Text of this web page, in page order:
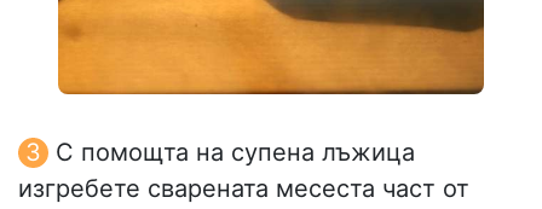
С помощта на супена лъжица
изгребете сварената месеста част от